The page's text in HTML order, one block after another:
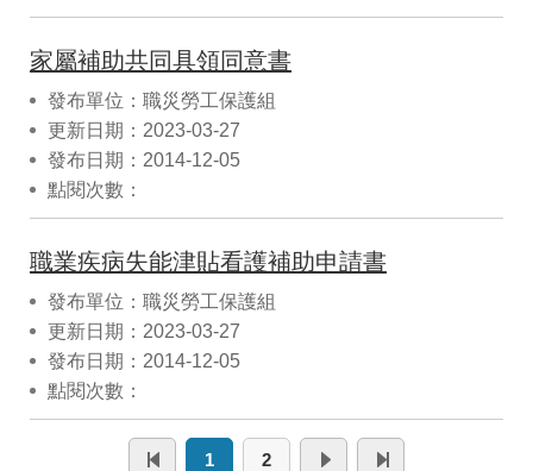
家屬補助共同具領同意書
發布單位：職災勞工保護組
更新日期：2023-03-27
發布日期：2014-12-05
點閱次數：
職業疾病失能津貼看護補助申請書
發布單位：職災勞工保護組
更新日期：2023-03-27
發布日期：2014-12-05
點閱次數：
1 2